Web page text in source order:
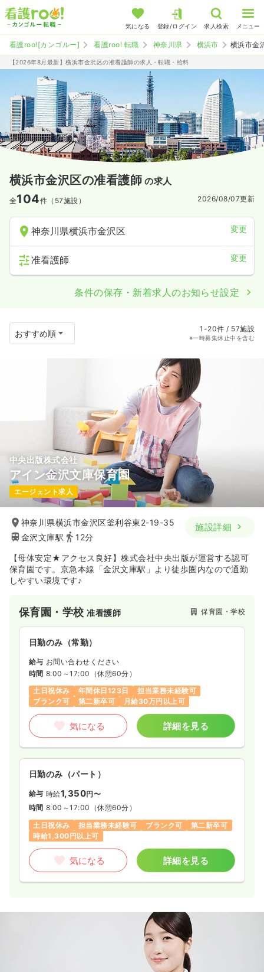
気になる 登録/ログイン 求人検索 メニュー
看護roo![カンゴルー] 看護roo! 転職 神奈川県 横浜市 横浜市金
【2026年8月最新】横浜市金沢区の准看護師の求人・転職・給料
横浜市金沢区の准看護師 の求人
全104件（57施設） 2026/08/07更新
神奈川県横浜市金沢区 変更
准看護師 変更
条件の保存・新着求人のお知らせ設定
1-20件 / 57施設
※一時募集休止中を含む
中央出版株式会社
アイン金沢文庫保育園
エージェント求人
神奈川県横浜市金沢区釜利谷東2-19-35
金沢文庫駅
12分
施設詳細
【母体安定★アクセス良好】株式会社中央出版が運営する認可
保育園です。京急本線「金沢文庫駅」より徒歩圏内なので通勤
しやすい環境です♪
保育園・学校准看護師 保育園・学校
日勤のみ（常勤）
給与 お問い合わせください
時間 8:00～17:00 （休憩60分）
土日祝休み
年間休日123日
担当業務未経験可
ブランク可
第二新卒可 月給30万円以上可
気になる 詳細を見る
日勤のみ（パート）
給与 時給1,350円〜
時間 8:00～17:00 （休憩60分）
土日祝休み
担当業務未経験可 ブランク可
第二新卒可
時給1,300円以上可
気になる 詳細を見る